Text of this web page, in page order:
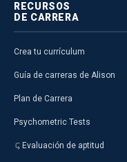
RECURSOS
DE CARRERA
Crea tu currículum
Guía de carreras de Alison
Plan de Carrera
Psychometric Tests
Evaluación de aptitud